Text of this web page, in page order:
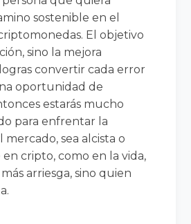
sostenible en el
El objetivo
sino la mejora
convertir cada error
oportunidad de
estarás mucho
para enfrentar la
sea alcista o
cripto, como en la vida,
arriesga, sino quien